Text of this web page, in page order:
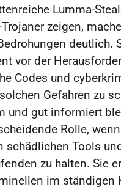
Lumma-
Trojaner zeigen,
deutlich.
vor der
Codes und
Gefahren zu
und gut informiert
Rolle,
schädlichen Tools
zu halten. Sie
im ständigen